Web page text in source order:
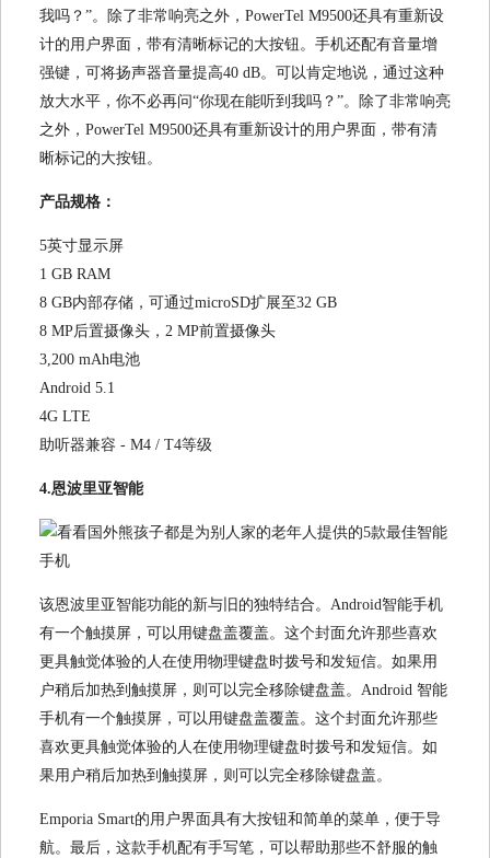
我吗？”。除了非常响亮之外，PowerTel M9500还具有重新设
计的用户界面，带有清晰标记的大按钮。手机还配有音量增
强键，可将扬声器音量提高40 dB。可以肯定地说，通过这种
放大水平，你不必再问“你现在能听到我吗？”。除了非常响亮
之外，PowerTel M9500还具有重新设计的用户界面，带有清
晰标记的大按钮。
产品规格：
5英寸显示屏
1 GB RAM
8 GB内部存储，可通过microSD扩展至32 GB
8 MP后置摄像头，2 MP前置摄像头
3,200 mAh电池
Android 5.1
4G LTE
助听器兼容 - M4 / T4等级
4.恩波里亚智能
该恩波里亚智能功能的新与旧的独特结合。Android智能手机
有一个触摸屏，可以用键盘盖覆盖。这个封面允许那些喜欢
更具触觉体验的人在使用物理键盘时拨号和发短信。如果用
户稍后加热到触摸屏，则可以完全移除键盘盖。Android 智能
手机有一个触摸屏，可以用键盘盖覆盖。这个封面允许那些
喜欢更具触觉体验的人在使用物理键盘时拨号和发短信。如
果用户稍后加热到触摸屏，则可以完全移除键盘盖。
Emporia Smart的用户界面具有大按钮和简单的菜单，便于导
航。最后，这款手机配有手写笔，可以帮助那些不舒服的触